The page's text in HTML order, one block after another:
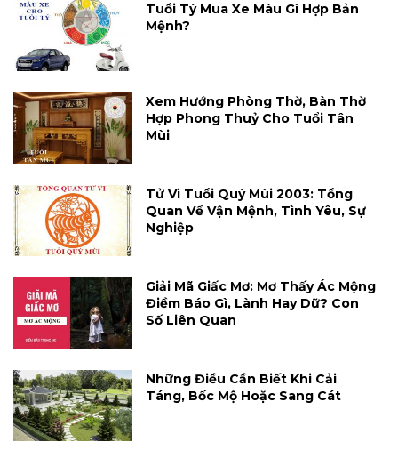
Tuổi Tý Mua Xe Màu Gì Hợp Bản
Mệnh?
Xem Hướng Phòng Thờ, Bàn Thờ
Hợp Phong Thuỷ Cho Tuổi Tân
Mùi
Tử Vi Tuổi Quý Mùi 2003: Tổng
Quan Về Vận Mệnh, Tình Yêu, Sự
Nghiệp
Giải Mã Giấc Mơ: Mơ Thấy Ác Mộng
Điềm Báo Gì, Lành Hay Dữ? Con
Số Liên Quan
Những Điều Cần Biết Khi Cải
Táng, Bốc Mộ Hoặc Sang Cát